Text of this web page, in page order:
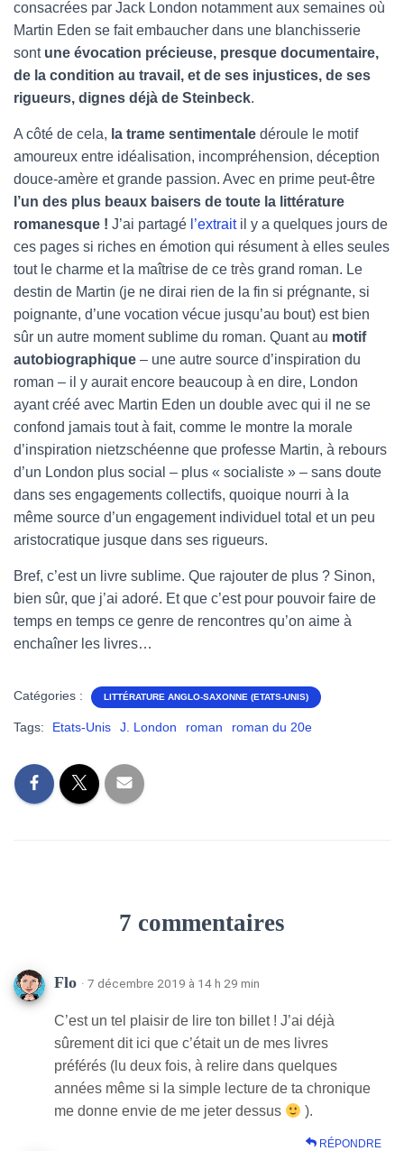
consacrées par Jack London notamment aux semaines où
Martin Eden se fait embaucher dans une blanchisserie
sontune évocation précieuse, presque documentaire,
de la condition au travail, et de ses injustices, de ses
rigueurs, dignes déjà de Steinbeck.
A côté de cela, la trame sentimentale déroule le motif
amoureux entre idéalisation, incompréhension, déception
douce-amère et grande passion. Avec en prime peut-être
l’un des plus beaux baisers de toute la littérature
romanesque ! J’ai partagé l’extraitil y a quelques jours de
ces pages si riches en émotion qui résument à elles seules
tout le charme et la maîtrise de ce très grand roman. Le
destin de Martin (je ne dirai rien de la fin si prégnante, si
poignante, d’une vocation vécue jusqu’au bout) est bien
sûr un autre moment sublime du roman. Quant au motif
autobiographique – une autre source d’inspiration du
roman – il y aurait encore beaucoup à en dire, London
ayant créé avec Martin Eden un double avec qui il ne se
confond jamais tout à fait, comme le montre la morale
d’inspiration nietzschéenne que professe Martin, à rebours
d’un London plus social – plus « socialiste » – sans doute
dans ses engagements collectifs, quoique nourri à la
même source d’un engagement individuel total et un peu
aristocratique jusque dans ses rigueurs.
Bref, c’est un livre sublime. Que rajouter de plus ? Sinon,
bien sûr, que j’ai adoré. Et que c’est pour pouvoir faire de
temps en temps ce genre de rencontres qu’on aime à
enchaîner les livres…
Catégories : LITTÉRATURE ANGLO-SAXONNE (ETATS-UNIS)
Tags: Etats-Unis J. London roman roman du 20e
7 commentaires
Flo · 7 décembre 2019 à 14 h 29 min
C’est un tel plaisir de lire ton billet ! J’ai déjà
sûrement dit ici que c’était un de mes livres
préférés (lu deux fois, à relire dans quelques
années même si la simple lecture de ta chronique
me donne envie de me jeter dessus
).
RÉPONDRE